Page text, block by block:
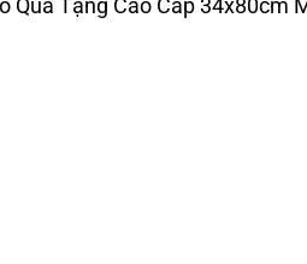
Quà Tặng Cao Cấp 34x80cm